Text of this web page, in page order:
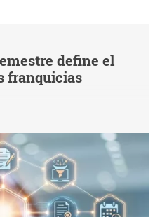
define el
franquicias